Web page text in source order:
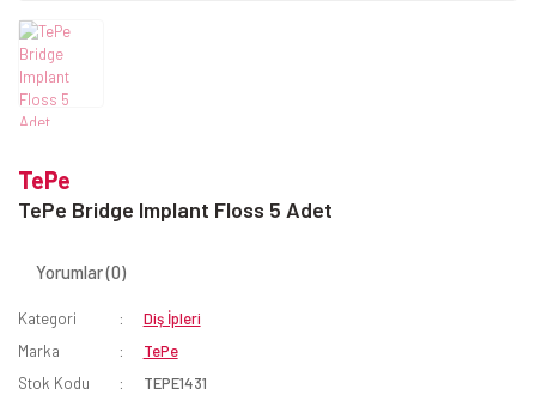
TePe
TePe Bridge Implant Floss 5 Adet
Yorumlar (0)
Kategori
Diş İpleri
Marka
TePe
Stok Kodu
TEPE1431